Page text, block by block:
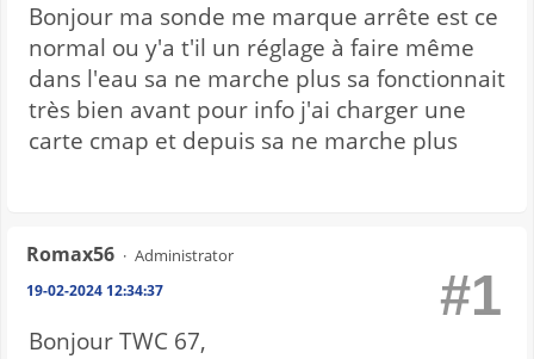
Bonjour ma sonde me marque arrête est ce
normal ou y'a t'il un réglage à faire même
dans l'eau sa ne marche plus sa fonctionnait
très bien avant pour info j'ai charger une
carte cmap et depuis sa ne marche plus
Romax56 Administrator
19-02-2024 12:34:37 #1
Bonjour TWC 67,